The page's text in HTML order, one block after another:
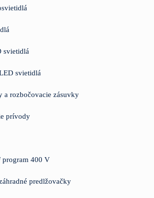
svietidlá
svietidlá
a rozbočovacie zásuvky
prívody
program 400 V
predlžovačky